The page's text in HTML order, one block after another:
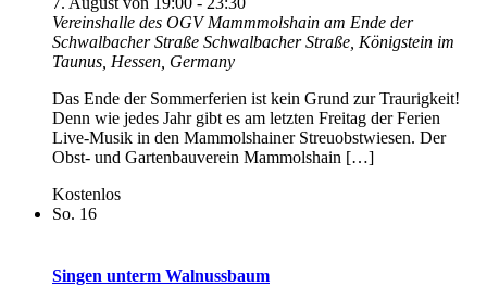
Vereinshalle des OGV Mammmolshain am Ende der
Schwalbacher Straße Schwalbacher Straße, Königstein im
Taunus, Hessen, Germany
Das Ende der Sommerferien ist kein Grund zur Traurigkeit!
Denn wie jedes Jahr gibt es am letzten Freitag der Ferien
Live-Musik in den Mammolshainer Streuobstwiesen. Der
Obst- und Gartenbauverein Mammolshain […]
Kostenlos
So. 16
Singen unterm Walnussbaum